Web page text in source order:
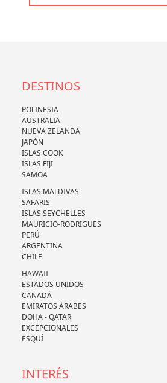
DESTINOS
POLINESIA
AUSTRALIA
NUEVA ZELANDA
JAPÓN
ISLAS COOK
ISLAS FIJI
SAMOA
ISLAS MALDIVAS
SAFARIS
ISLAS SEYCHELLES
MAURICIO-RODRIGUES
PERÚ
ARGENTINA
CHILE
HAWAII
ESTADOS UNIDOS
CANADÁ
EMIRATOS ÁRABES
DOHA - QATAR
EXCEPCIONALES
ESQUÍ
INTERÉS